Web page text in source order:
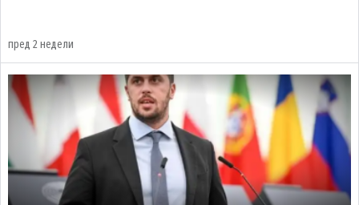
пред 2 недели